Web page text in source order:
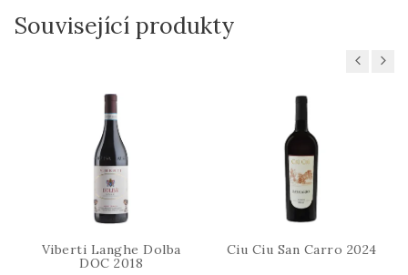
Související produkty
Previous
Viberti Langhe Dolba
DOC 2018
Ciu Ciu San Carro 2024
Next